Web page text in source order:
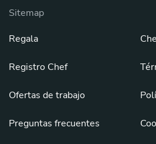
Sitemap
Regala
Registro Chef
Ofertas de trabajo
Preguntas frecuentes